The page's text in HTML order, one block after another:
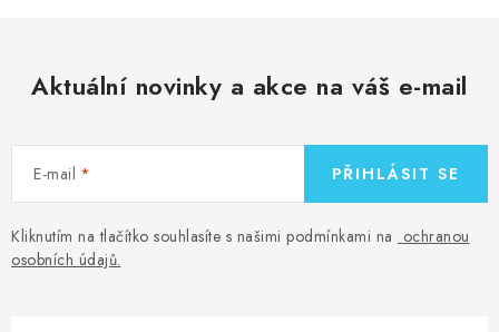
Aktuální novinky a akce na váš e-mail
E-mail
Kliknutím na tlačítko souhlasíte s našimi podmínkami na ochranou
osobních údajů.
PŘIHLÁSIT SE